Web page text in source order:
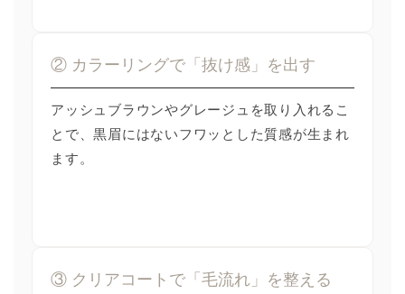
② カラーリングで「抜け感」を出す
アッシュブラウンやグレージュを取り入れるこ
とで、黒眉にはないフワッとした質感が生まれ
ます。
③ クリアコートで「毛流れ」を整える